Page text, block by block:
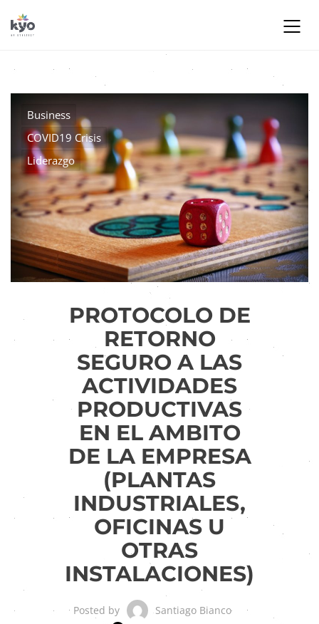
Business
COVID19 Crisis
Liderazgo
PROTOCOLO DE
RETORNO
SEGURO A LAS
ACTIVIDADES
PRODUCTIVAS
EN EL AMBITO
DE LA EMPRESA
(PLANTAS
INDUSTRIALES,
OFICINAS U
OTRAS
INSTALACIONES)
Posted by Santiago Bianco